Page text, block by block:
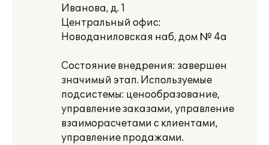
Иванова, д. 1
Центральный офис:
Новоданиловская наб, дом № 4а
Состояние внедрения: завершен
значимый этап. Используемые
подсистемы: ценообразование,
управление заказами, управление
взаиморасчетами с клиентами,
управление продажами.